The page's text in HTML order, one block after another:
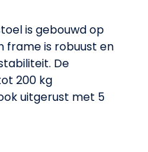
is gebouwd op
frame is robuust en
De
200 kg
uitgerust met 5